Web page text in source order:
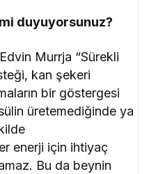
duyuyorsunuz?
Murrja “Sürekli
kan şekeri
bir göstergesi
üretemediğinde ya
enerji için ihtiyaç
Bu da beynin